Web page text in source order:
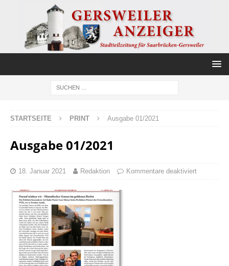
STARTSEITE PRINT Ausgabe 01/2021
Ausgabe 01/2021
18. Januar 2021 Redaktion Kommentare deaktiviert